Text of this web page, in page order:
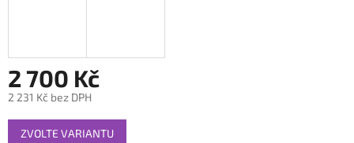
2 700 Kč
2 231 Kč bez DPH
Měrná
cena:
ZVOLTE VARIANTU